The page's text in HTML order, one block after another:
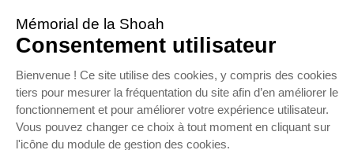
With Assistance from the Conference on Jewish Material Claims Against
Sponsored by the Foundation « Remembrance, Responsibility and Future »
Supported by the German Federal Ministry of Finance